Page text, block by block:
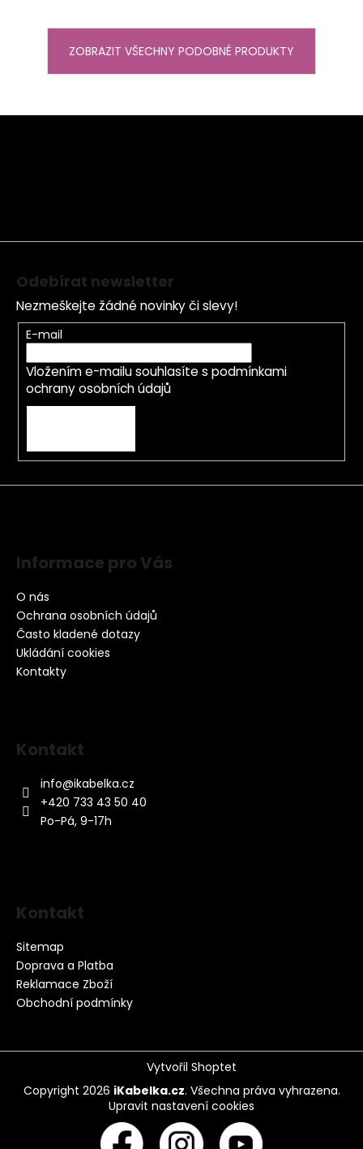
ZOBRAZIT VŠECHNY PODOBNÉ PRODUKTY
Z
Odebírat newsletter
Nezmeškejte žádné novinky či slevy!
E-mail
Vložením e-mailu souhlasíte s podmínkami
ochrany osobních údajů
Informace pro Vás
O nás
Ochrana osobních údajů
Často kladené dotazy
Ukládání cookies
Kontakty
Kontakt
info@ikabelka.cz
+420 733 43 50 40
Po-Pá, 9-17h
Kontakt
Sitemap
Doprava a Platba
Reklamace Zboží
Obchodní podmínky
Vytvořil Shoptet
Copyright 2026 iKabelka.cz. Všechna práva vyhrazena.
Upravit nastavení cookies